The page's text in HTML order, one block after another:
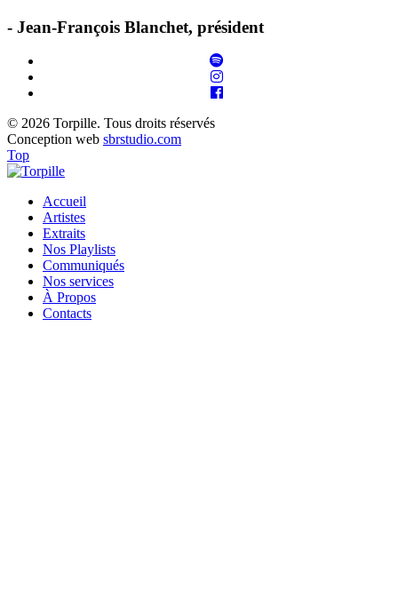
- Jean-François Blanchet, président
© 2026 Torpille. Tous droits réservés
Conception web sbrstudio.com
Top
Accueil
Artistes
Extraits
Nos Playlists
Communiqués
Nos services
À Propos
Contacts